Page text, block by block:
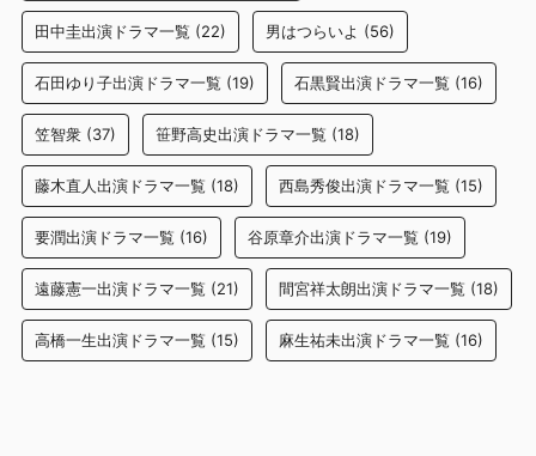
田中圭出演ドラマ一覧 (22) 男はつらいよ (56)
石田ゆり子出演ドラマ一覧 (19) 石黒賢出演ドラマ一覧 (16)
笠智衆 (37) 笹野高史出演ドラマ一覧 (18)
藤木直人出演ドラマ一覧 (18) 西島秀俊出演ドラマ一覧 (15)
要潤出演ドラマ一覧 (16) 谷原章介出演ドラマ一覧 (19)
遠藤憲一出演ドラマ一覧 (21) 間宮祥太朗出演ドラマ一覧 (18)
高橋一生出演ドラマ一覧 (15) 麻生祐未出演ドラマ一覧 (16)